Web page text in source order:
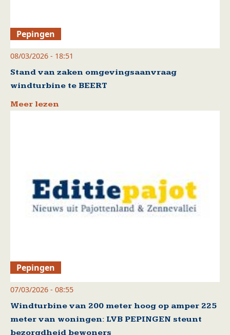
Pepingen
08/03/2026 - 18:51
Stand van zaken omgevingsaanvraag
windturbine te BEERT
Meer lezen
Pepingen
07/03/2026 - 08:55
Windturbine van 200 meter hoog op amper 225
meter van woningen: LVB PEPINGEN steunt
bezorgdheid bewoners